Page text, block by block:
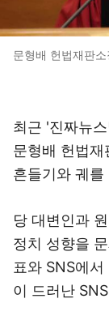
문형배 헌법재판
최근 '진짜뉴
문형배 헌법
흔들기와 궤를
당 대변인과
정치 성향을
표와 SNS에
이 드러난